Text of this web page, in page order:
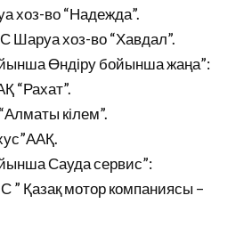
хоз-во “Надежда”.
Шаруа хоз-во “Хавдал”.
Өндіру бойынша жаңа”:
“Рахат”.
кілем”.
Сауда сервис”:
” Қазақ мотор компаниясы –